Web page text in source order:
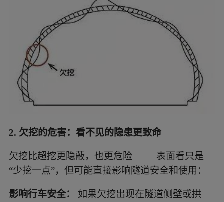
2. 欠挖的危害：看不见的隐患更致命
欠挖比超挖更隐蔽，也更危险 —— 表面看只是
“少挖一点”，但可能直接影响隧道安全和使用：
影响行车安全： 如果欠挖出现在隧道侧壁或拱